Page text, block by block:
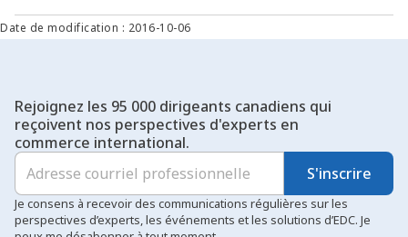
Date de modification : 2016-10-06
Rejoignez les 95 000 dirigeants canadiens qui
reçoivent nos perspectives d'experts en
commerce international.
S'inscrire
Je consens à recevoir des communications régulières sur les
perspectives d’experts, les événements et les solutions d’EDC. Je